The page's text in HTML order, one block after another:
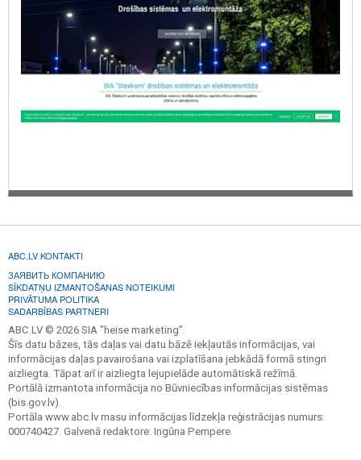
ABC.LV KONTAKTI
ЗАЯВИТЬ КОМПАНИЮ
SĪKDATŅU IZMANTOŠANAS NOTEIKUMI
PRIVĀTUMA POLITIKA
SADARBĪBAS PARTNERI
ABC.LV © 2026 SIA "heise marketing".
Šīs datu bāzes, tās daļas vai datu bāzē iekļautās informācijas, vai
informācijas daļas pavairošana vai izplatīšana jebkādā formā stingri
aizliegta. Tāpat arī ir aizliegta lejupielāde automātiskā režīmā.
Portālā izmantota informācija no Būvniecības informācijas sistēmas
(bis.gov.lv).
Portāla www.abc.lv masu informācijas līdzekļa reģistrācijas numurs:
000740427. Galvenā redaktore: Ingūna Pempere.